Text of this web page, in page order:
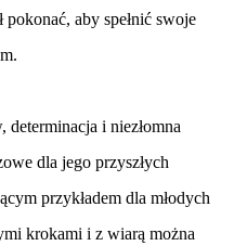
aby spełnić swoje
i niezłomna
dla jego przyszłych
przykładem dla młodych
krokami i z wiarą można